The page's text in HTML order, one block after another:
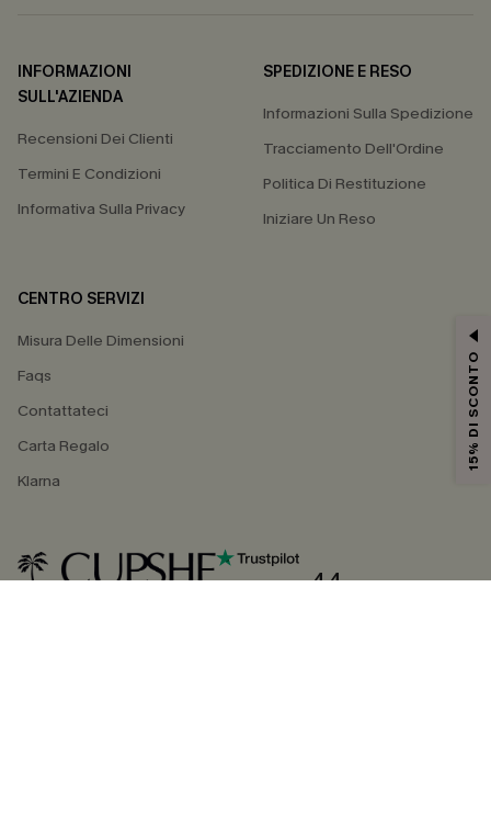
INFORMAZIONI
SULL'AZIENDA
Recensioni Dei Clienti
Termini E Condizioni
Informativa Sulla Privacy
SPEDIZIONE E RESO
Informazioni Sulla Spedizione
Tracciamento Dell'Ordine
Politica Di Restituzione
Iniziare Un Reso
CENTRO SERVIZI
Misura Delle Dimensioni
Faqs
Contattateci
Carta Regalo
Klarna
4.4
15% DI SCONTO